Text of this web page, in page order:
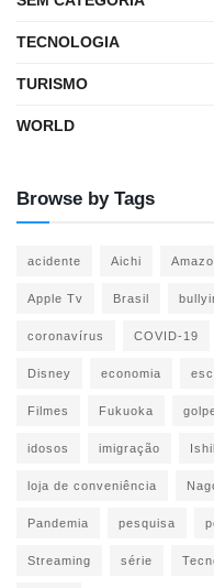
TECNOLOGIA
TURISMO
WORLD
Browse by Tags
acidente Aichi
Apple Tv Brasil
coronavírus COVID-19
Disney economia
Filmes Fukuoka
idosos imigração
loja de conveniência
Pandemia pesquisa
Streaming série